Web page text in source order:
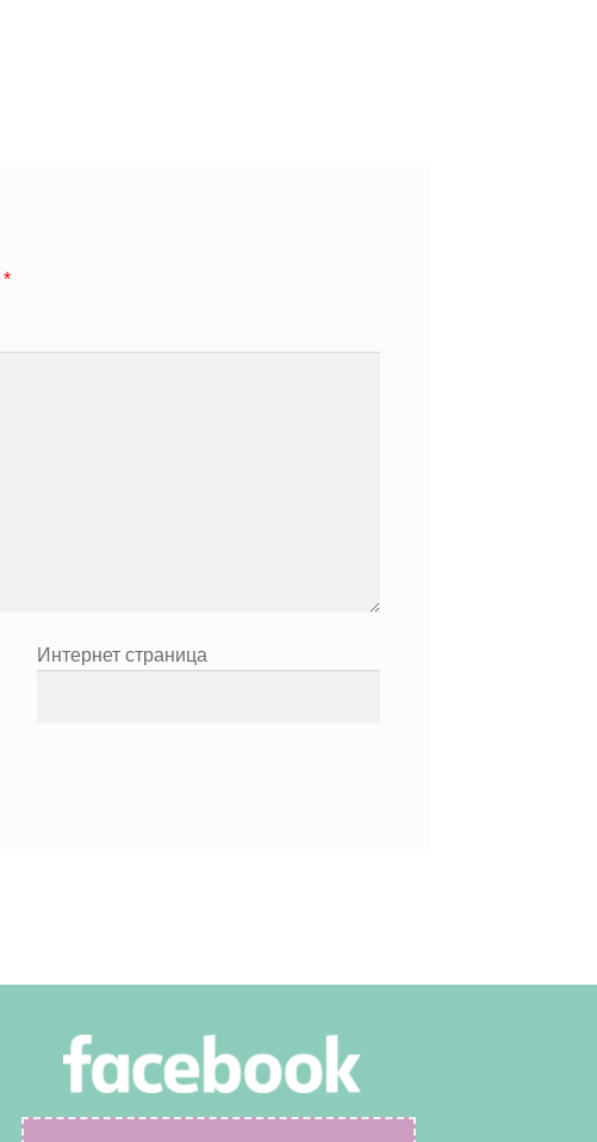
*
Интернет страница